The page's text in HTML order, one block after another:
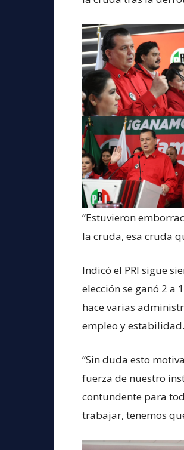
“Estuvieron
la cruda, esa cruda
Indicó el PRI sigue
elección se ganó 2 a
hace varias
empleo y estabilidad.
“Sin duda esto
fuerza de nuestro
contundente para
trabajar, tenemos